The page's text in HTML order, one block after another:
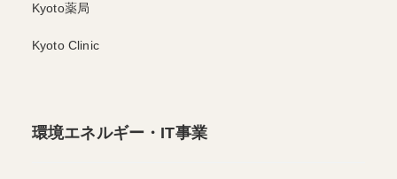
Kyoto薬局
Kyoto Clinic
環境エネルギー・IT事業